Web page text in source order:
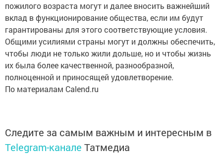
пожилого возраста могут и далее вносить важнейший
вклад в функционирование общества, если им будут
гарантированы для этого соответствующие условия.
Общими усилиями страны могут и должны обеспечить,
чтобы люди не только жили дольше, но и чтобы жизнь
их была более качественной, разнообразной,
полноценной и приносящей удовлетворение.
По материалам Calend.ru
Следите за самым важным и интересным в
Telegram-канале Татмедиа